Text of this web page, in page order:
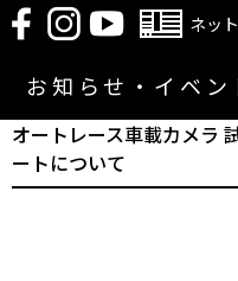
ネッ
お知らせ・イベン
オートレース車載カメラ
ートについて